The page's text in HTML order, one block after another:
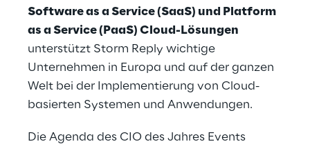
Software as a Service (SaaS) und Platform
as a Service (PaaS) Cloud-Lösungen
unterstützt Storm Reply wichtige
Unternehmen in Europa und auf der ganzen
Welt bei der Implementierung von Cloud-
basierten Systemen und Anwendungen.
Die Agenda des CIO des Jahres Events